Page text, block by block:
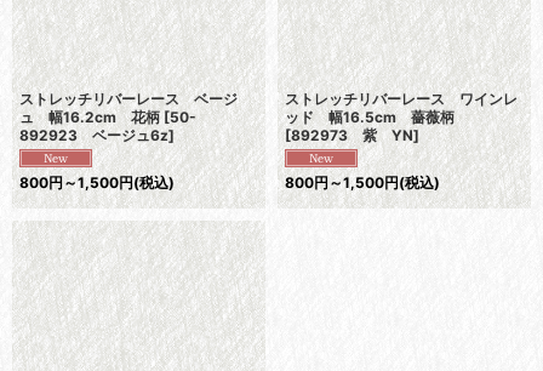
ストレッチリバーレース ベージ
ュ 幅16.2cm 花柄 [50-
892923 ベージュ6z]
800円～1,500円(税込)
ストレッチリバーレース ワインレ
ッド 幅16.5cm 薔薇柄
[892973 紫 YN]
800円～1,500円(税込)